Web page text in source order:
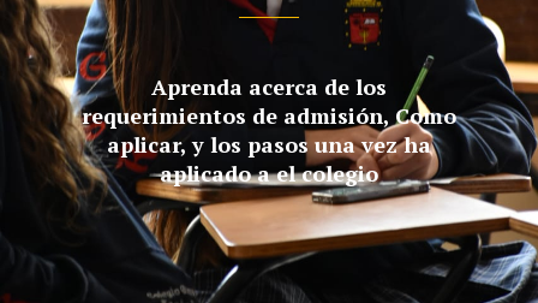
Aprenda acerca de los
requerimientos de admisión, Como
aplicar, y los pasos una vez ha
aplicado a el colegio